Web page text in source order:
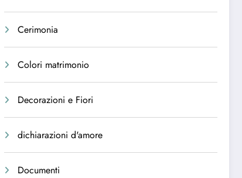
Cerimonia
Colori matrimonio
Decorazioni e Fiori
dichiarazioni d'amore
Documenti